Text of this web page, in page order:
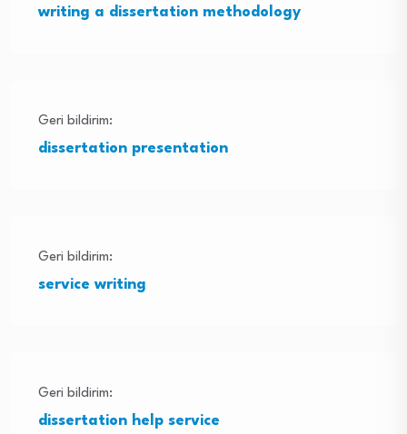
writing a dissertation methodology
Geri bildirim:
dissertation presentation
Geri bildirim:
service writing
Geri bildirim:
dissertation help service